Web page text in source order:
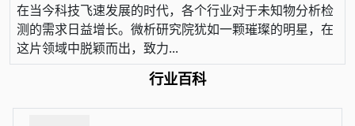
在当今科技飞速发展的时代，各个行业对于未知物分析检
测的需求日益增长。微析研究院犹如一颗璀璨的明星，在
这片领域中脱颖而出，致力...
行业百科